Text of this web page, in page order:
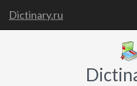
Dictinary.ru